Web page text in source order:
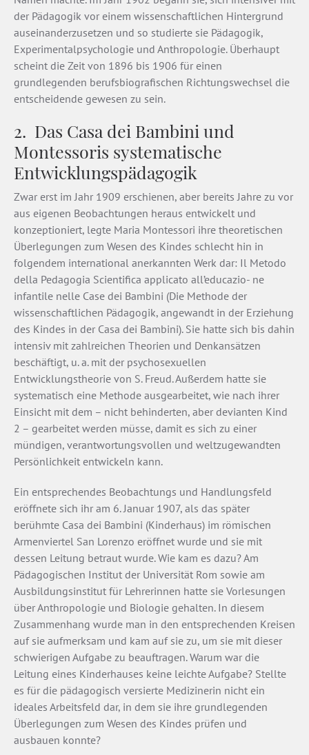
der Pädagogik vor einem wissenschaftlichen Hintergrund
auseinanderzusetzen und so studierte sie Pädagogik,
Experimentalpsychologie und Anthropologie. Überhaupt
scheint die Zeit von 1896 bis 1906 für einen
grundlegenden berufsbiografischen Richtungswechsel die
entscheidende gewesen zu sein.
2. Das Casa dei Bambini und
Montessoris systematische
Entwicklungspädagogik
Zwar erst im Jahr 1909 erschienen, aber bereits Jahre zu­ vor
aus eigenen Beobachtungen heraus entwickelt und
konzeptioniert, legte Maria Montessori ihre theoretischen
Überlegungen zum Wesen des Kindes schlecht­ hin in
folgendem international anerkannten Werk dar: Il Metodo
della Pedagogia Scientifica applicato all’educazio- ne
infantile nelle Case dei Bambini (Die Methode der
wissenschaftlichen Pädagogik, angewandt in der Erziehung
des Kindes in der Casa dei Bambini). Sie hatte sich bis dahin
intensiv mit zahlreichen Theorien und Denkan­sätzen
beschäftigt, u. a. mit der psychosexuellen
Entwicklungstheorie von S. Freud. Außerdem hatte sie
systematisch eine Methode ausgearbeitet, wie nach ihrer
Einsicht mit dem – nicht behinderten, aber devianten Kind
2 – gearbeitet werden müsse, damit es sich zu einer
mündigen, verantwortungsvollen und weltzugewandten
Persönlichkeit entwickeln kann.
Ein entsprechendes Beobachtungs­ und Handlungsfeld
eröffnete sich ihr am 6. Januar 1907, als das später
berühmte Casa dei Bambini (Kinderhaus) im römischen
Armenviertel San Lorenzo eröffnet wurde und sie mit
dessen Leitung betraut wurde. Wie kam es dazu? Am
Pädagogischen Institut der Universität Rom sowie am
Ausbildungsinstitut für Lehrerinnen hatte sie Vorlesungen
über Anthropologie und Biologie gehalten. In diesem
Zusammenhang wurde man in den entsprechenden Kreisen
auf sie aufmerksam und kam auf sie zu, um sie mit dieser
schwierigen Aufgabe zu beauftragen. Warum war die
Leitung eines Kinderhauses keine leichte Aufgabe? Stellte
es für die pädagogisch versierte Medizinerin nicht ein
ideales Arbeitsfeld dar, in dem sie ihre grundlegenden
Überlegungen zum Wesen des Kindes prüfen und
ausbauen konnte?